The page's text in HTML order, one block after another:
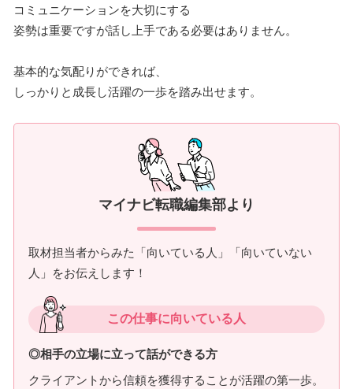
コミュニケーションを大切にする
姿勢は重要ですが話し上手である必要はありません。
基本的な気配りができれば、
しっかりと成長し活躍の一歩を踏み出せます。
マイナビ転職編集部より
取材担当者からみた「向いている人」「向いていない
人」をお伝えします！
この仕事に向いている人
◎相手の立場に立って話ができる方
クライアントから信頼を獲得することが活躍の第一歩。